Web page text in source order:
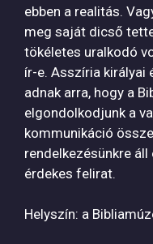
ebben a realitás.
meg saját dicső
tökéletes uralkodó
ír-e. Asszíria királyai
adnak arra, hogy a
elgondolkodjunk a
kommunikáció
rendelkezésünkre
érdekes felirat.
Helyszín: a